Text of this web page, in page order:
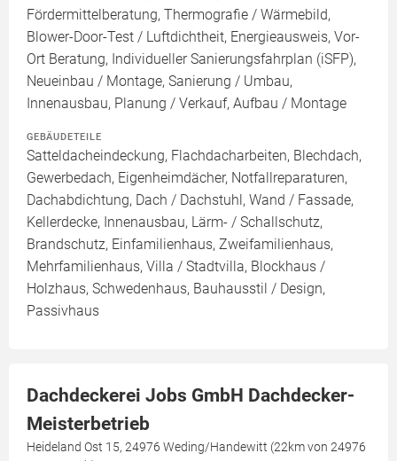
Fördermittelberatung, Thermografie / Wärmebild,
Blower-Door-Test / Luftdichtheit, Energieausweis, Vor-
Ort Beratung, Individueller Sanierungsfahrplan (iSFP),
Neueinbau / Montage, Sanierung / Umbau,
Innenausbau, Planung / Verkauf, Aufbau / Montage
GEBÄUDETEILE
Satteldacheindeckung, Flachdacharbeiten, Blechdach,
Gewerbedach, Eigenheimdächer, Notfallreparaturen,
Dachabdichtung, Dach / Dachstuhl, Wand / Fassade,
Kellerdecke, Innenausbau, Lärm- / Schallschutz,
Brandschutz, Einfamilienhaus, Zweifamilienhaus,
Mehrfamilienhaus, Villa / Stadtvilla, Blockhaus /
Holzhaus, Schwedenhaus, Bauhausstil / Design,
Passivhaus
Dachdeckerei Jobs GmbH Dachdecker-
Meisterbetrieb
Heideland Ost 15, 24976 Weding/Handewitt (22km von 24976